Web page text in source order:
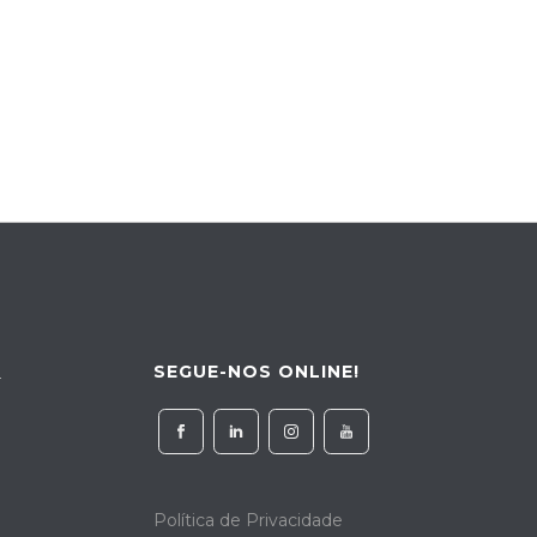
SEGUE-NOS ONLINE!
Política de Privacidade